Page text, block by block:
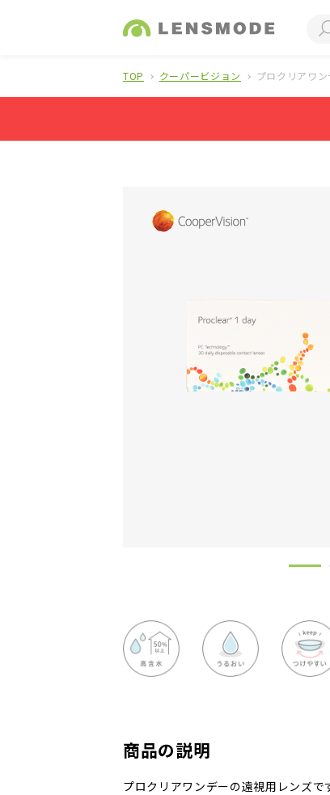
TOP クーパービジョン プロクリアワ
商品の説明
プロクリアワンデーの遠視用レンズで